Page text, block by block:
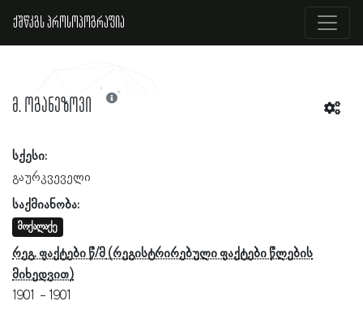
ქშწკგს პროსოპოგრაფია
მ. ოგანეზოვი
სქესი:
გაურკვეველი
საქმიანობა:
მოქალაქე
რეგ. ფაქტები წ/მ
1901
1901